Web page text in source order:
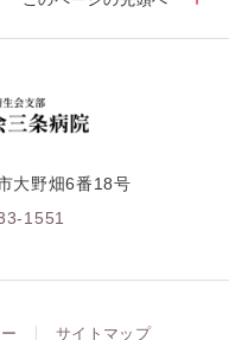
大野畑6番18号
1551
サイトマップ